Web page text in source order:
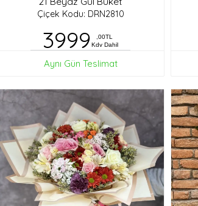
Çiçek Kodu: DRN2810
3999
,00TL
Kdv Dahil
Aynı Gün Teslimat